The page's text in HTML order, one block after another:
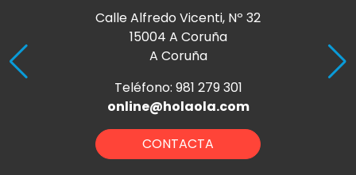
Calle Alfredo Vicenti, Nº 32
15004 A Coruña
A Coruña
Teléfono: 981 279 301
online@holaola.com
CONTACTA